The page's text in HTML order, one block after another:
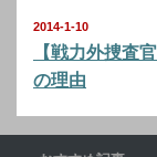
2014-1-10
【戦力外捜査
の理由